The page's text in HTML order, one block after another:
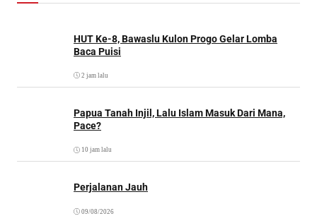
HUT Ke-8, Bawaslu Kulon Progo Gelar Lomba
Baca Puisi
2 jam lalu
Papua Tanah Injil, Lalu Islam Masuk Dari Mana,
Pace?
10 jam lalu
Perjalanan Jauh
09/08/2026